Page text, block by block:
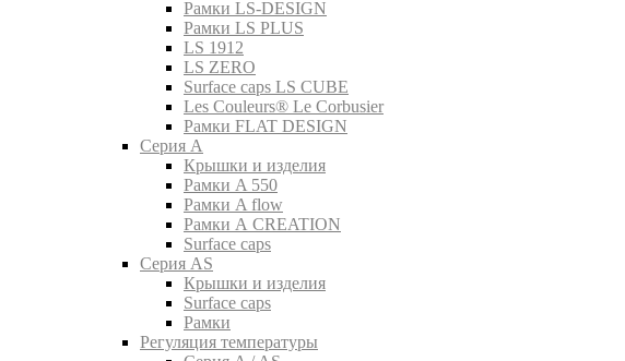
Рамки LS-DESIGN
Рамки LS PLUS
LS 1912
LS ZERO
Surface caps LS CUBE
Les Couleurs® Le Corbusier
Рамки FLAT DESIGN
Серия A
Крышки и изделия
Рамки A 550
Рамки A flow
Рамки A CREATION
Surface caps
Серия AS
Крышки и изделия
Surface caps
Рамки
Регуляция температуры